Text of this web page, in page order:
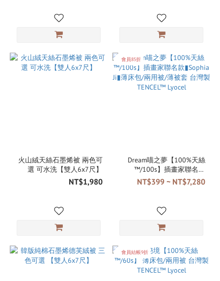
火山絨天絲石墨烯被 兩色可
選 可水洗【雙人6x7尺】
NT$1,980
會員85折
Dream喵之夢【100%天絲
™/100s】插畫家聯名款
▮Sophia Ji▮薄床包/兩用被/薄
被套 台灣製 TENCEL™ Lyocel
NT$399 ~ NT$7,280
會員結帳9折